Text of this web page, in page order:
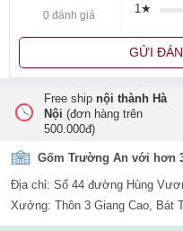
0 đánh giá 1★
GỬI
Free ship nội thành Hà
Nội (đơn hàng trên
500.000đ)
Gốm Trường An với hơn
Địa chỉ: Số 44 đường Hùng
Xưởng: Thôn 3 Giang Cao, Bát